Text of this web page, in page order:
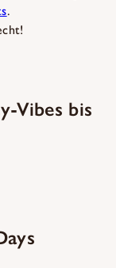
.
Vibes bis